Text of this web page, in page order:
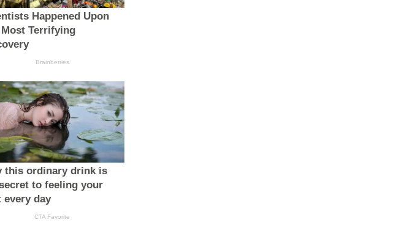
Happened Upon
Most Terrifying
Brainberries
this ordinary drink is
to feeling your
every day
CTA Favorite